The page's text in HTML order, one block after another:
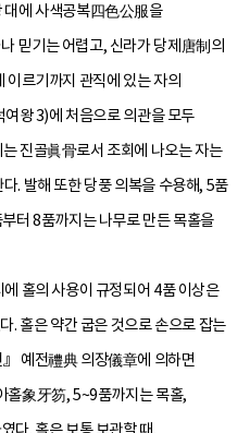
대에 사색공복四色公服을
믿기는 어렵고, 신라가 당제唐制의
이르기까지 관직에 있는 자의
왕 3)에 처음으로 의관을 모두
진골眞骨로서 조회에 나오는 자는
. 발해 또한 당풍 의복을 수용해, 5품
터 8품까지는 나무로 만든 목홀을
홀의 사용이 규정되어 4품 이상은
. 홀은 약간 굽은 것으로 손으로 잡는
예전禮典 의장儀章에 의하면
홀象牙笏, 5~9품까지는 목홀,